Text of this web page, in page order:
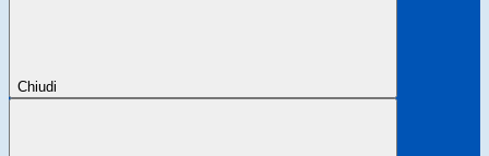
Chiudi